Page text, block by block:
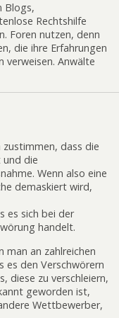
Blogs,
Rechtshilfe
Foren nutzen, denn
die ihre Erfahrungen
verweisen. Anwälte
dass die
und die
Wenn also eine
demaskiert wird,
es sich bei der
handelt.
man an zahlreichen
es den Verschwörern
diese zu verschleiern,
geworden ist,
Wettbewerber,